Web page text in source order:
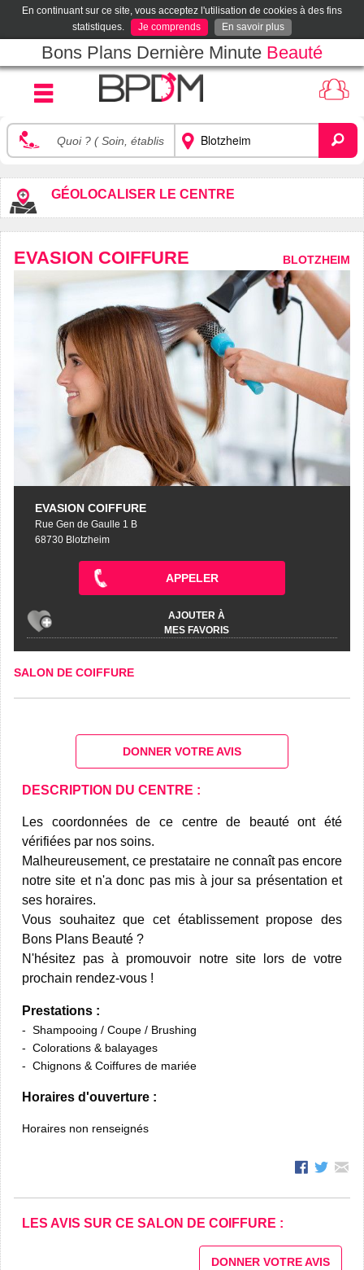
En continuant sur ce site, vous acceptez l'utilisation de cookies à des fins
statistiques.
Je comprends En savoir plus
Bons Plans Dernière Minute Beauté
GÉOLOCALISER LE CENTRE
EVASION COIFFURE BLOTZHEIM
EVASION COIFFURE
Rue Gen de Gaulle 1 B
68730 Blotzheim
APPELER
AJOUTER À
MES FAVORIS
SALON DE COIFFURE
DONNER VOTRE AVIS
DESCRIPTION DU CENTRE :
Les coordonnées de ce centre de beauté ont été
vérifiées par nos soins.
Malheureusement, ce prestataire ne connaît pas encore
notre site et n'a donc pas mis à jour sa présentation et
ses horaires.
Vous souhaitez que cet établissement propose des
Bons Plans Beauté ?
N'hésitez pas à promouvoir notre site lors de votre
prochain rendez-vous !
Prestations :
Shampooing / Coupe / Brushing
Colorations & balayages
Chignons & Coiffures de mariée
Horaires d'ouverture :
Horaires non renseignés
LES AVIS SUR CE SALON DE COIFFURE :
DONNER VOTRE AVIS